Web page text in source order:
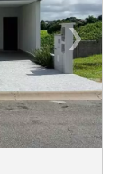
›